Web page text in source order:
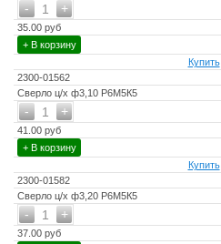
+
- 1
35.00 руб
+ В корзину
Купить
2300-01562
Сверло ц/х ф3,10 Р6М5К5
+
- 1
41.00 руб
+ В корзину
Купить
2300-01582
Сверло ц/х ф3,20 Р6М5К5
+
- 1
37.00 руб